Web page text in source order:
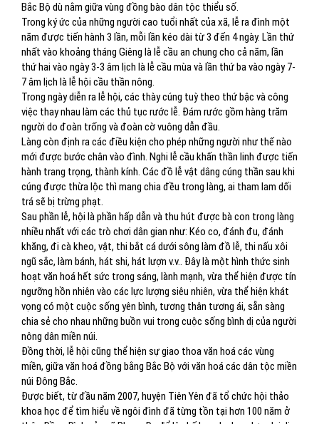
Bắc Bộ dù nằm giữa vùng đồng bào dân tộc thiểu số.
Trong ký ức của những người cao tuổi nhất của xã, lễ ra đình một
năm được tiến hành 3 lần, mỗi lần kéo dài từ 3 đến 4 ngày. Lần thứ
nhất vào khoảng tháng Giêng là lễ cầu an chung cho cả năm, lần
thứ hai vào ngày 3-3 âm lịch là lễ cầu mùa và lần thứ ba vào ngày 7-
7 âm lịch là lễ hội cầu thần nông.
Trong ngày diễn ra lễ hội, các thày cúng tuỳ theo thứ bậc và công
việc thay nhau làm các thủ tục rước lễ. Đám rước gồm hàng trăm
người do đoàn trống và đoàn cờ vuông dẫn đầu.
Làng còn định ra các điều kiện cho phép những người như thế nào
mới được bước chân vào đình. Nghi lễ cầu khấn thần linh được tiến
hành trang trọng, thành kính. Các đồ lễ vật dâng cúng thần sau khi
cúng được thừa lộc thì mang chia đều trong làng, ai tham lam dối
trá sẽ bị trừng phạt.
Sau phần lễ, hội là phần hấp dẫn và thu hút được bà con trong làng
nhiều nhất với các trò chơi dân gian như: Kéo co, đánh đu, đánh
khăng, đi cà kheo, vật, thi bắt cá dưới sông làm đồ lễ, thi nấu xôi
ngũ sắc, làm bánh, hát shi, hát lượn v.v.. Đây là một hình thức sinh
hoạt văn hoá hết sức trong sáng, lành mạnh, vừa thể hiện được tín
ngưỡng hồn nhiên vào các lực lượng siêu nhiên, vừa thể hiện khát
vọng có một cuộc sống yên bình, tương thân tương ái, sẵn sàng
chia sẻ cho nhau những buồn vui trong cuộc sống bình dị của người
nông dân miền núi.
Đồng thời, lễ hội cũng thể hiện sự giao thoa văn hoá các vùng
miền, giữa văn hoá đồng bằng Bắc Bộ với văn hoá các dân tộc miền
núi Đông Bắc.
Được biết, từ đầu năm 2007, huyện Tiên Yên đã tổ chức hội thảo
khoa học để tìm hiểu về ngôi đình đã từng tồn tại hơn 100 năm ở